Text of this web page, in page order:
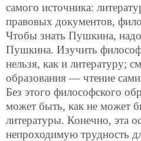
самого источника:
правовых документов,
Чтобы знать Пушкина, надо
Пушкина. Изучить
нельзя, как и литературу;
образования — чтение
Без этого философского
может быть, как не может
литературы. Конечно, эта
непроходимую трудность